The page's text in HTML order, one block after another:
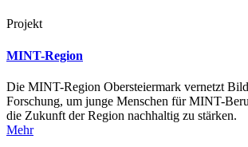
Projekt
MINT-Region
Die MINT-Region Obersteiermark vernetzt
Forschung, um junge Menschen für MINT-
die Zukunft der Region nachhaltig zu stärken.
Mehr